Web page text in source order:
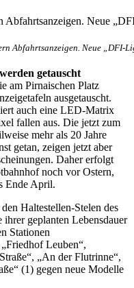
Abfahrtsanzeigen. Neue
getauscht
am Pirnaischen Platz
ausgetauscht.
auch eine LED-Matrix
fallen aus. Die jetzt zum
mehr als 20 Jahre
getan, zeigen jetzt aber
Daher erfolgt
noch vor Ostern,
Ende April.
Haltestellen-Stelen des
geplanten Lebensdauer
Stationen
Leuben“,
„An der Flutrinne“,
(1) gegen neue Modelle